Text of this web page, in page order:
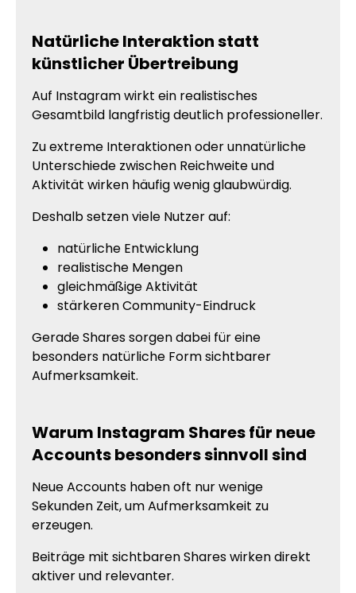
Natürliche Interaktion statt
künstlicher Übertreibung
Auf Instagram wirkt ein realistisches
Gesamtbild langfristig deutlich professioneller.
Zu extreme Interaktionen oder unnatürliche
Unterschiede zwischen Reichweite und
Aktivität wirken häufig wenig glaubwürdig.
Deshalb setzen viele Nutzer auf:
natürliche Entwicklung
realistische Mengen
gleichmäßige Aktivität
stärkeren Community-Eindruck
Gerade Shares sorgen dabei für eine
besonders natürliche Form sichtbarer
Aufmerksamkeit.
Warum Instagram Shares für neue
Accounts besonders sinnvoll sind
Neue Accounts haben oft nur wenige
Sekunden Zeit, um Aufmerksamkeit zu
erzeugen.
Beiträge mit sichtbaren Shares wirken direkt
aktiver und relevanter.